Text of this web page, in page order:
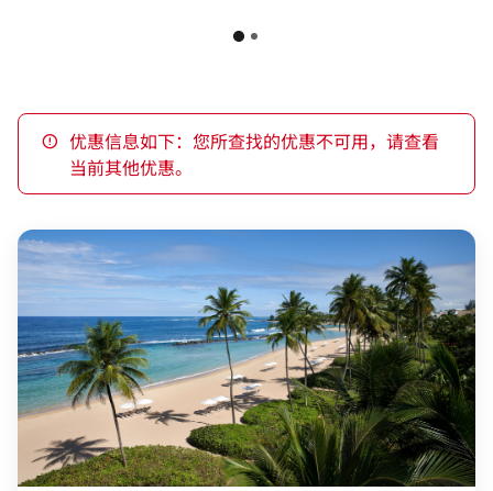
优惠信息如下：您所查找的优惠不可用，请查看
当前其他优惠。